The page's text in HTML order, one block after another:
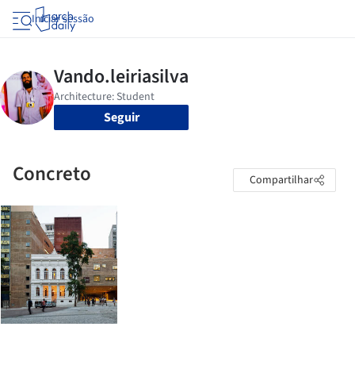
Iniciar sessão
Seguir
Concreto Compartilhar